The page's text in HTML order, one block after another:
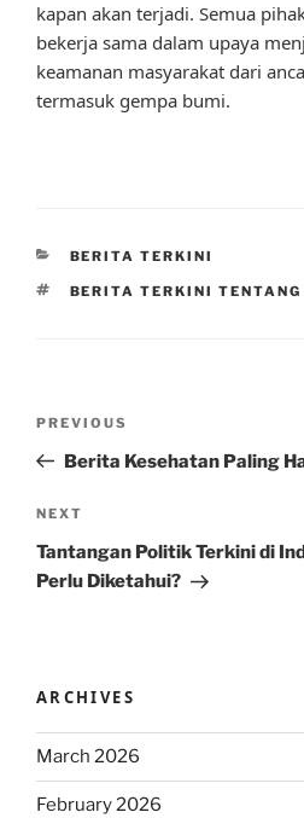
kapan akan terjadi. Semua
bekerja sama dalam upaya
keamanan masyarakat dari
termasuk gempa bumi.
CATEGORIES
BERITA TERKINI
TAGS
BERITA TERKINI TENTANG
Previous
Post
PREVIOUS
Berita Kesehatan Paling
Next
Post
NEXT
Tantangan Politik Terkini di
Perlu Diketahui?
ARCHIVES
March 2026
February 2026